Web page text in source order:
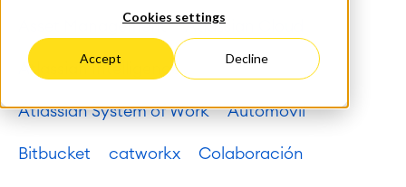
Cookies settings
Accept Decline
Asset Management Atlassian Cloud
Atlassian Intelligence
Atlassian System of Work Automóvil
Bitbucket catworkx Colaboración